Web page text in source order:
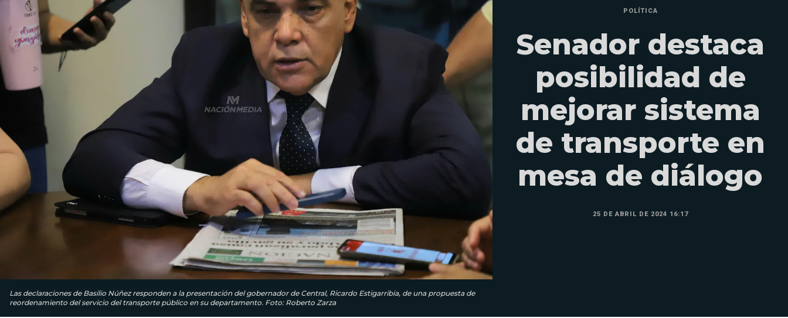
Las declaraciones de Basilio Núñez responden a la presentación del gobernador de Central, Ricardo Estigarribia, de una propuesta de
reordenamiento del servicio del transporte público en su departamento. Foto: Roberto Zarza
POLÍTICA
Senador destaca
posibilidad de
mejorar sistema
de transporte en
mesa de diálogo
25 DE ABRIL DE 2024 16:17